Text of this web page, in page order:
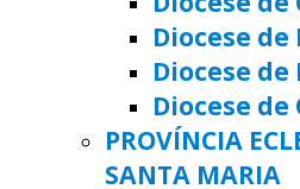
Diocese
Diocese
Diocese de
PROVÍNCIA
SANTA MARIA